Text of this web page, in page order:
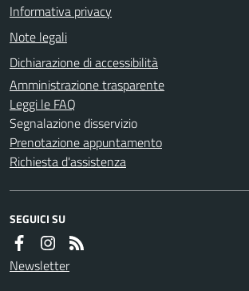
Informativa privacy
Note legali
Dichiarazione di accessibilità
Amministrazione trasparente
Leggi le FAQ
Segnalazione disservizio
Prenotazione appuntamento
Richiesta d'assistenza
SEGUICI SU
Newsletter